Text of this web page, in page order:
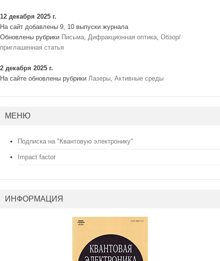
12 декабря 2025 г.
На сайт добавлены 9, 10 выпуски журнала
Обновлены рубрики Письма, Дифракционная оптика, Обзор/
приглашенная статья
2 декабря 2025 г.
На сайте обновлены рубрики Лазеры, Активные среды
МЕНЮ
Подписка на "Квантовую электронику"
Impact factor
ИНФОРМАЦИЯ